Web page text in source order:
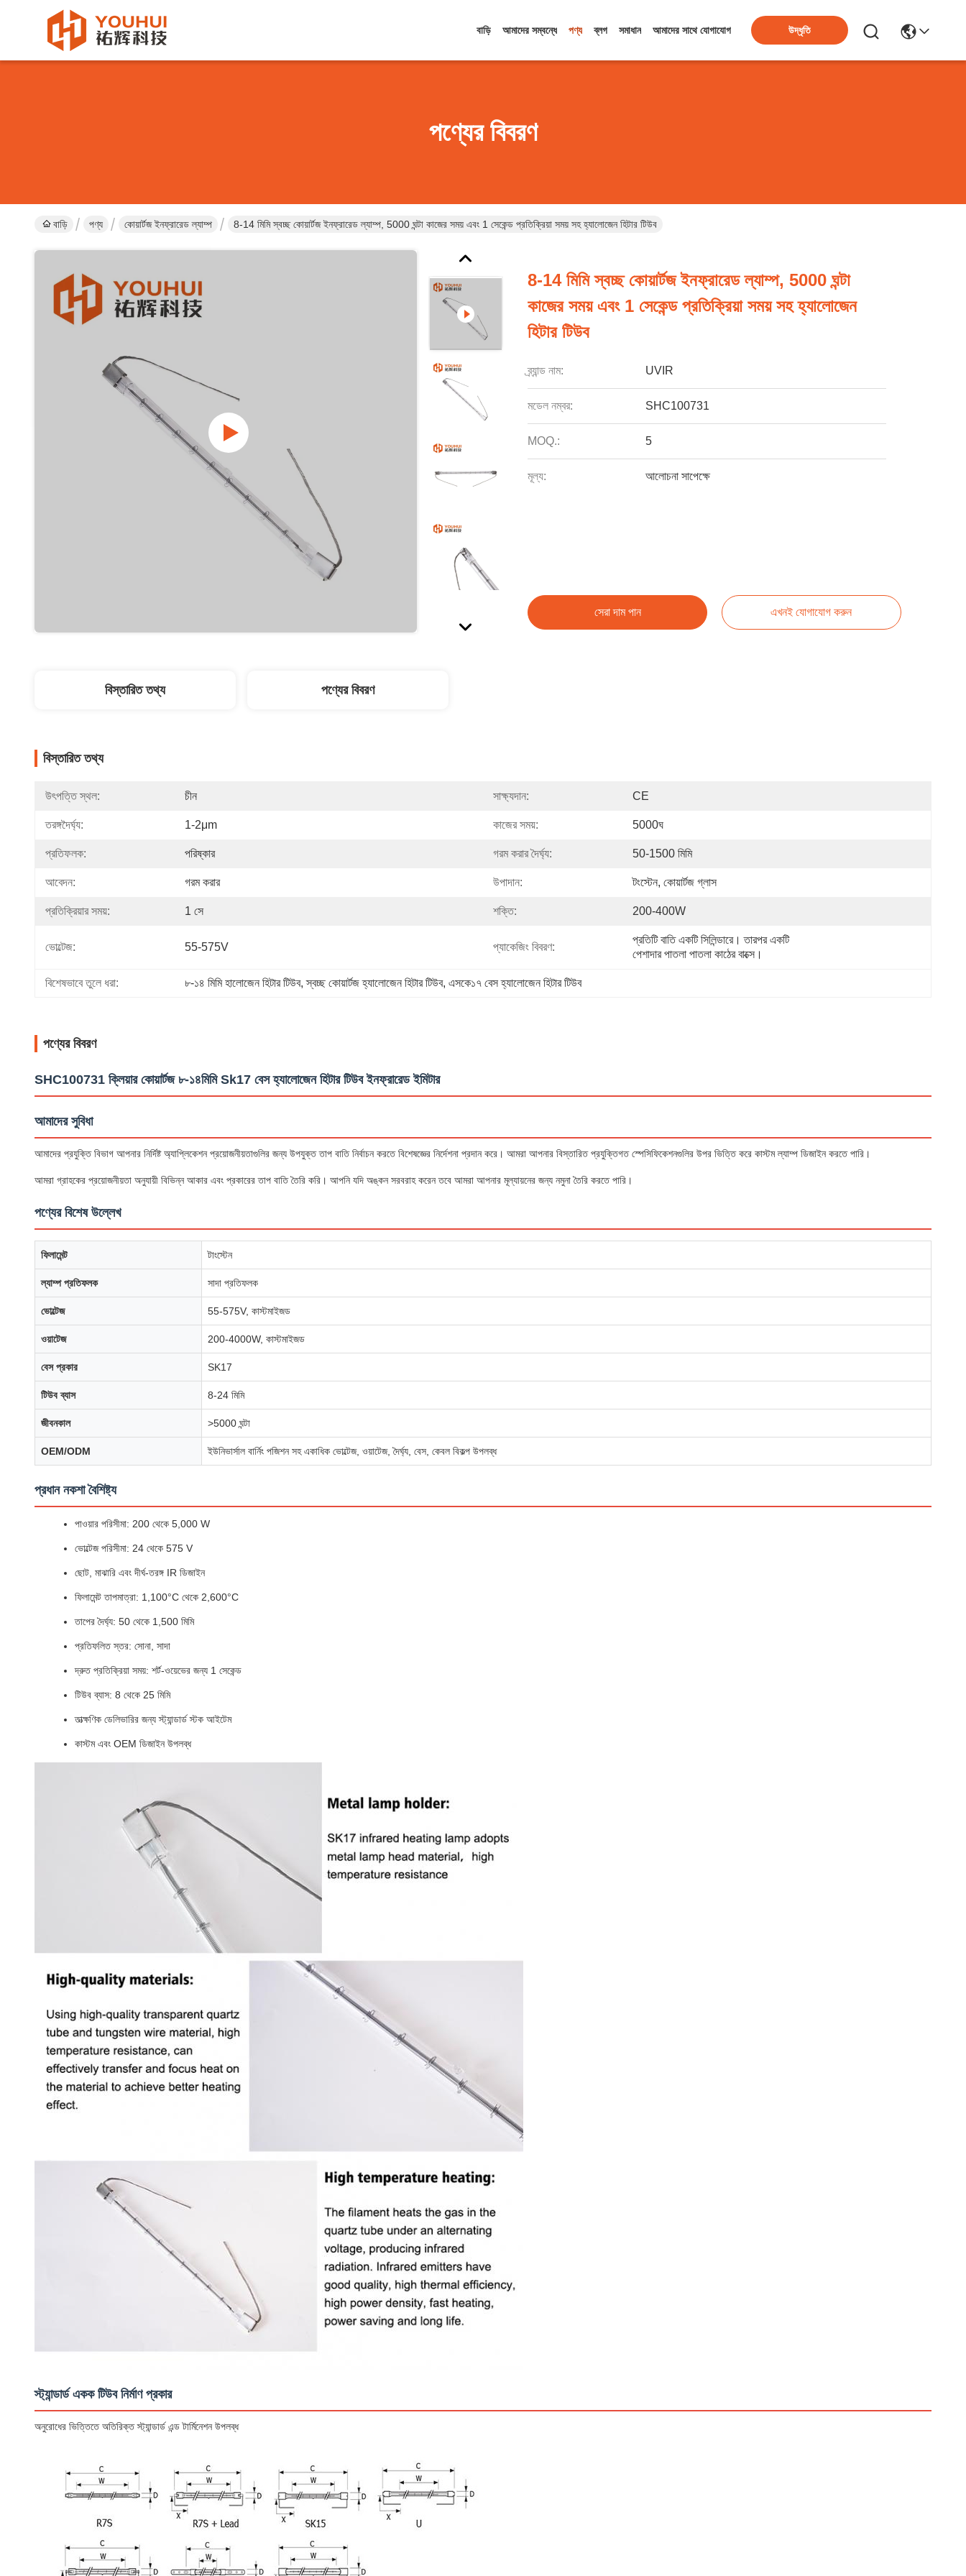
বাড়ি আমাদের সম্বন্ধে পণ্য ব্লগ সমাধান আমাদের সাথে যোগাযোগ উদ্ধৃতি
পণ্যের বিবরণ
বাড়ি পণ্য কোয়ার্টজ ইনফ্রারেড ল্যাম্প 8-14 মিমি স্বচ্ছ কোয়ার্টজ ইনফ্রারেড ল্যাম্প, 5000 ঘন্টা কাজের সময় এবং 1 সেকেন্ড প্রতিক্রিয়া সময় সহ হ্যালোজেন হিটার টিউব
8-14 মিমি স্বচ্ছ কোয়ার্টজ ইনফ্রারেড ল্যাম্প, 5000 ঘন্টা
কাজের সময় এবং 1 সেকেন্ড প্রতিক্রিয়া সময় সহ হ্যালোজেন
হিটার টিউব
ব্র্যান্ড নাম: UVIR
মডেল নম্বর: SHC100731
MOQ.: 5
মূল্য: আলোচনা সাপেক্ষে
সেরা দাম পান এখনই যোগাযোগ করুন
বিস্তারিত তথ্য পণ্যের বিবরণ
বিস্তারিত তথ্য
উৎপত্তি স্থল: চীন সাক্ষ্যদান: CE
তরঙ্গদৈর্ঘ্য: 1-2μm কাজের সময়: 5000ঘ
প্রতিফলক: পরিষ্কার গরম করার দৈর্ঘ্য: 50-1500 মিমি
আবেদন: গরম করার উপাদান: টংস্টেন, কোয়ার্টজ গ্লাস
প্রতিক্রিয়ার সময়: 1 সে শক্তি: 200-400W
ভোল্টেজ: 55-575V প্যাকেজিং বিবরণ:
প্রতিটি বাতি একটি সিলিন্ডারে। তারপর একটি
পেশাদার পাতলা পাতলা কাঠের বাক্সে।
বিশেষভাবে তুলে ধরা: ৮-১৪ মিমি হালোজেন হিটার টিউব, স্বচ্ছ কোয়ার্টজ হ্যালোজেন হিটার টিউব, এসকে১৭ বেস হ্যালোজেন হিটার টিউব
পণ্যের বিবরণ
SHC100731 ক্লিয়ার কোয়ার্টজ ৮-১৪মিমি Sk17 বেস হ্যালোজেন হিটার টিউব ইনফ্রারেড ইমিটার
আমাদের সুবিধা
আমাদের প্রযুক্তি বিভাগ আপনার নির্দিষ্ট অ্যাপ্লিকেশন প্রয়োজনীয়তাগুলির জন্য উপযুক্ত তাপ বাতি নির্বাচন করতে বিশেষজ্ঞের নির্দেশনা প্রদান করে। আমরা আপনার বিস্তারিত প্রযুক্তিগত স্পেসিফিকেশনগুলির উপর ভিত্তি করে কাস্টম ল্যাম্প ডিজাইন করতে পারি।
আমরা গ্রাহকের প্রয়োজনীয়তা অনুযায়ী বিভিন্ন আকার এবং প্রকারের তাপ বাতি তৈরি করি। আপনি যদি অঙ্কন সরবরাহ করেন তবে আমরা আপনার মূল্যায়নের জন্য নমুনা তৈরি করতে পারি।
পণ্যের বিশেষ উল্লেখ
ফিলামেন্ট টাংস্টেন
ল্যাম্প প্রতিফলক সাদা প্রতিফলক
ভোল্টেজ 55-575V, কাস্টমাইজড
ওয়াটেজ 200-4000W, কাস্টমাইজড
বেস প্রকার SK17
টিউব ব্যাস 8-24 মিমি
জীবনকাল >5000 ঘন্টা
OEM/ODM ইউনিভার্সাল বার্নিং পজিশন সহ একাধিক ভোল্টেজ, ওয়াটেজ, দৈর্ঘ্য, বেস, কেবল বিকল্প উপলব্ধ
প্রধান নকশা বৈশিষ্ট্য
পাওয়ার পরিসীমা: 200 থেকে 5,000 W
ভোল্টেজ পরিসীমা: 24 থেকে 575 V
ছোট, মাঝারি এবং দীর্ঘ-তরঙ্গ IR ডিজাইন
ফিলামেন্ট তাপমাত্রা: 1,100°C থেকে 2,600°C
তাপের দৈর্ঘ্য: 50 থেকে 1,500 মিমি
প্রতিফলিত স্তর: সোনা, সাদা
দ্রুত প্রতিক্রিয়া সময়: শর্ট-ওয়েভের জন্য 1 সেকেন্ড
টিউব ব্যাস: 8 থেকে 25 মিমি
তাত্ক্ষণিক ডেলিভারির জন্য স্ট্যান্ডার্ড স্টক আইটেম
কাস্টম এবং OEM ডিজাইন উপলব্ধ
স্ট্যান্ডার্ড একক টিউব নির্মাণ প্রকার
অনুরোধের ভিত্তিতে অতিরিক্ত স্ট্যান্ডার্ড এন্ড টার্মিনেশন উপলব্ধ